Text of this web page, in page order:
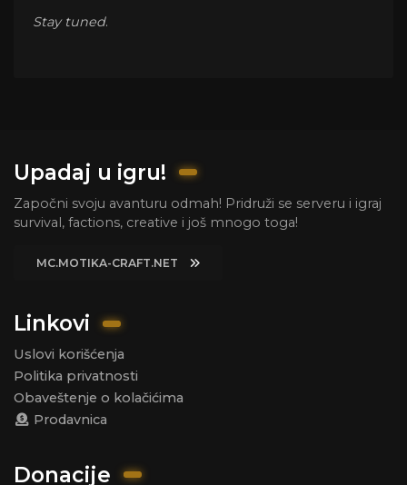
Stay tuned.
Upadaj u igru!
Započni svoju avanturu odmah! Pridruži se serveru i igraj
survival, factions, creative i još mnogo toga!
MC.MOTIKA-CRAFT.NET
Linkovi
Uslovi korišćenja
Politika privatnosti
Obaveštenje o kolačićima
Prodavnica
Donacije